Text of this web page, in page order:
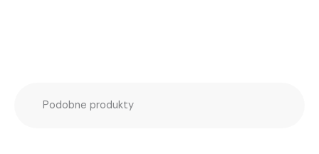
Podobne produkty